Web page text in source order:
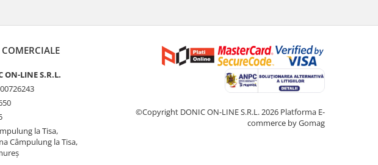
COMERCIALE
ON-LINE S.R.L.
la Tisa,
Câmpulung la Tisa,
©Copyright DONIC ON-LINE S.R.L. 2026 Platforma E-
commerce by Gomag